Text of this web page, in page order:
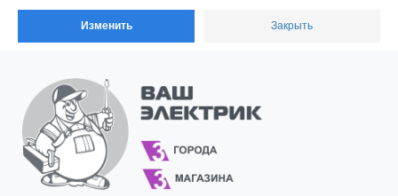
Изменить Закрыть